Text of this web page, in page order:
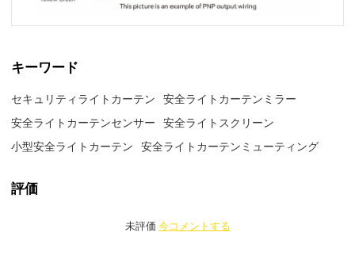
キーワード
セキュリティライトカーテン
安全ライトカーテンミラー
安全ライトカーテンセンサー
安全ライトスクリーン
小型安全ライトカーテン
安全ライトカーテンミューティング
評価
未評価 今コメントする